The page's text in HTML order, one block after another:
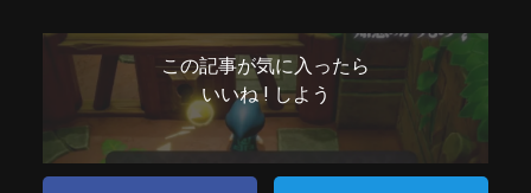
この記事が気に入ったら
いいね ! しよう